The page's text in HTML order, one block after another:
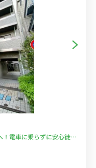
電車に乗らずに安心徒歩
Wi-Fi格安レンタル中！